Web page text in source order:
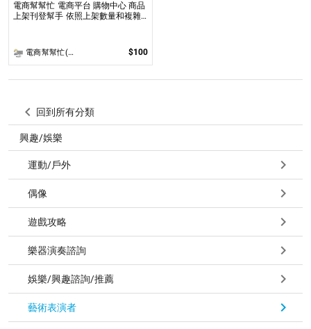
電商幫幫忙 電商平台 購物中心 商品
上架刊登幫手 依照上架數量和複雜
電商幫幫忙(電商平台代營運/電商上架/運營策略/網路行銷) $100
回到所有分類
興趣/娛樂
運動/戶外
偶像
遊戲攻略
樂器演奏諮詢
娛樂/興趣諮詢/推薦
藝術表演者